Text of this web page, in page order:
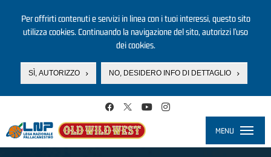
Per offrirti contenuti e servizi in linea con i tuoi interessi, questo sito
utilizza cookies. Continuando la navigazione del sito, autorizzi l’uso
dei cookies.
SÌ, AUTORIZZO NO, DESIDERO INFO DI DETTAGLIO
MENU